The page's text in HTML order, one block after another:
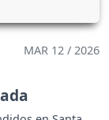
MAR 12 / 2026